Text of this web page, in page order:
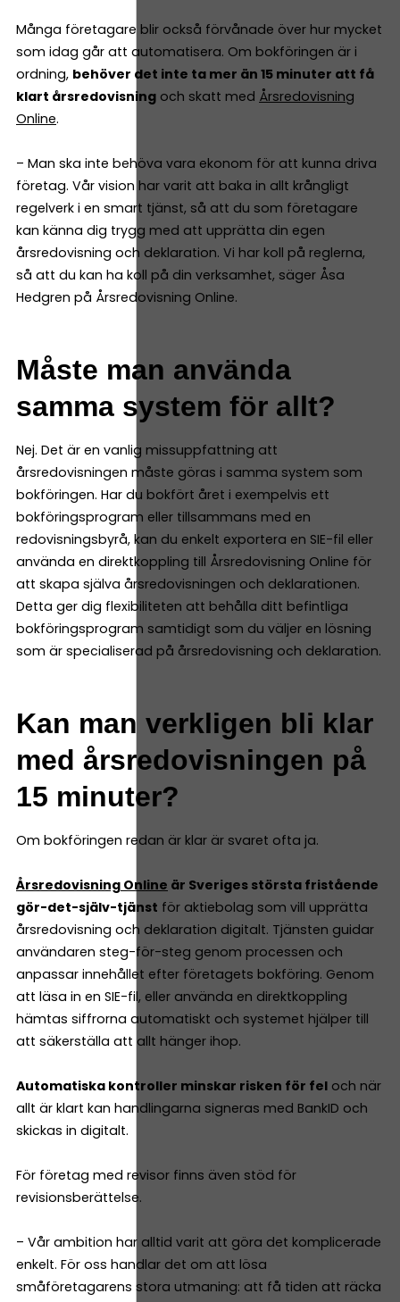
Många företagare blir också förvånade över hur mycket
som idag går att automatisera. Om bokföringen är i
ordning, behöver det inte ta mer än 15 minuter att få
klart årsredovisning och skatt med Årsredovisning
Online.
– Man ska inte behöva vara ekonom för att kunna driva
företag. Vår vision har varit att baka in allt krångligt
regelverk i en smart tjänst, så att du som företagare
kan känna dig trygg med att upprätta din egen
årsredovisning och deklaration. Vi har koll på reglerna,
så att du kan ha koll på din verksamhet, säger Åsa
Hedgren på Årsredovisning Online.
Måste man använda
samma system för allt?
Nej. Det är en vanlig missuppfattning att
årsredovisningen måste göras i samma system som
bokföringen. Har du bokfört året i exempelvis ett
bokföringsprogram eller tillsammans med en
redovisningsbyrå, kan du enkelt exportera en SIE-fil eller
använda en direktkoppling till Årsredovisning Online för
att skapa själva årsredovisningen och deklarationen.
Detta ger dig flexibiliteten att behålla ditt befintliga
bokföringsprogram samtidigt som du väljer en lösning
som är specialiserad på årsredovisning och deklaration.
Kan man verkligen bli klar
med årsredovisningen på
15 minuter?
Om bokföringen redan är klar är svaret ofta ja.
Årsredovisning Online är Sveriges största fristående
gör-det-själv-tjänst för aktiebolag som vill upprätta
årsredovisning och deklaration digitalt. Tjänsten guidar
användaren steg-för-steg genom processen och
anpassar innehållet efter företagets bokföring. Genom
att läsa in en SIE-fil, eller använda en direktkoppling
hämtas siffrorna automatiskt och systemet hjälper till
att säkerställa att allt hänger ihop.
Automatiska kontroller minskar risken för fel och när
allt är klart kan handlingarna signeras med BankID och
skickas in digitalt.
För företag med revisor finns även stöd för
revisionsberättelse.
– Vår ambition har alltid varit att göra det komplicerade
enkelt. För oss handlar det om att lösa
småföretagarens stora utmaning: att få tiden att räcka